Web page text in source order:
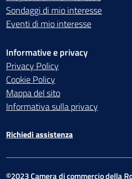
Sondaggi di mio interesse
Eventi di mio interesse
Informative e privacy
Privacy Policy
Cookie Policy
Mappa del sito
Informativa sulla privacy
Richiedi assistenza
©2023 Camera di commercio della